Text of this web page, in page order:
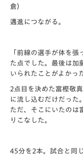
倉）
邁進につながる。
「前線の選手が体を張
た点でした。 最後は加
いられたことがよかっ
2点目を決めた富樫敬真
に流し込むだけだった。
ただ、そこにいたのは
りこなした。
45分を2本。試合と同